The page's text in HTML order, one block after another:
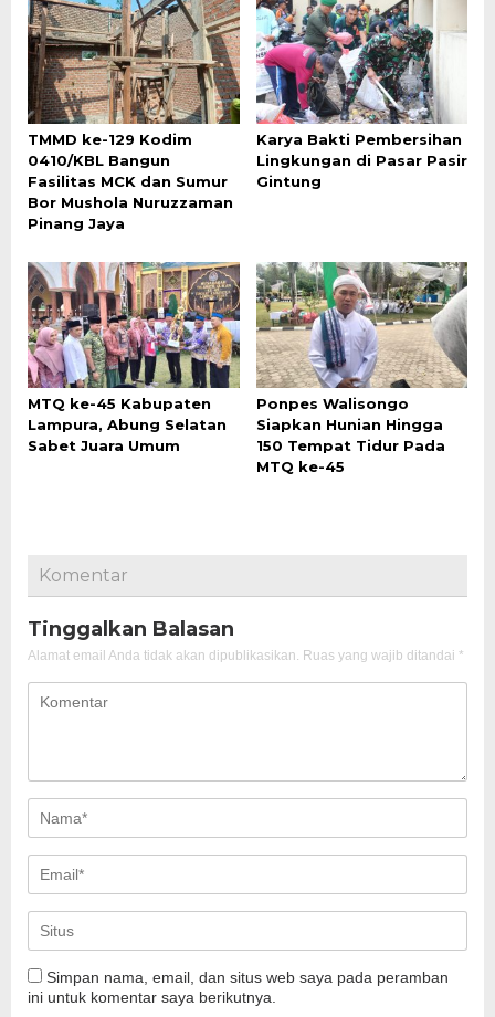
TMMD ke-129 Kodim
0410/KBL Bangun
Fasilitas MCK dan Sumur
Bor Mushola Nuruzzaman
Pinang Jaya
Karya Bakti Pembersihan
Lingkungan di Pasar Pasir
Gintung
MTQ ke-45 Kabupaten
Lampura, Abung Selatan
Sabet Juara Umum
Ponpes Walisongo
Siapkan Hunian Hingga
150 Tempat Tidur Pada
MTQ ke-45
Komentar
Tinggalkan Balasan
Alamat email Anda tidak akan dipublikasikan. Ruas yang wajib ditandai *
Simpan nama, email, dan situs web saya pada peramban
ini untuk komentar saya berikutnya.